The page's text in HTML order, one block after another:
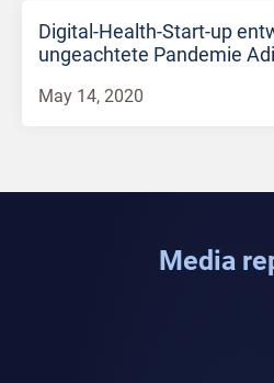
Digital-Health-Start-up
ungeachtete Pandemie
May 14, 2020
Media